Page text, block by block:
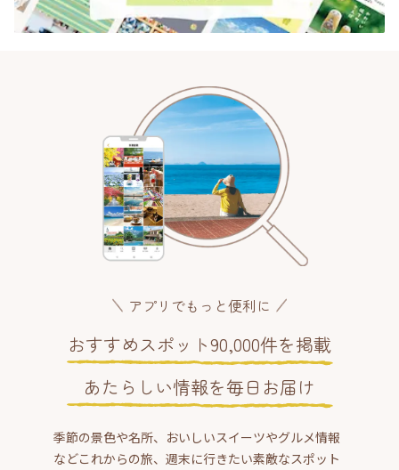
アプリでもっと便利に
おすすめスポット90,000件を掲載
あたらしい情報を毎日お届け
季節の景色や名所、おいしいスイーツやグルメ情報
などこれからの旅、週末に行きたい素敵なスポット